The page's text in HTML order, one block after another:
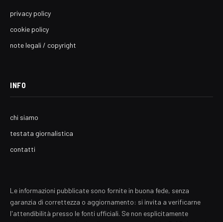
privacy policy
cookie policy
note legali / copyright
INFO
chi siamo
testata giornalistica
contatti
Le informazioni pubblicate sono fornite in buona fede, senza
garanzia di correttezza o aggiornamento: si invita a verificarne
l'attendibilità presso le fonti ufficiali. Se non esplicitamente